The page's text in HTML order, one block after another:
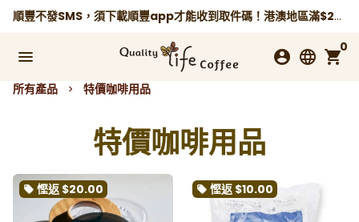
跳
順豐不發SMS，須下載順豐app才能收到取件碼！港澳地區滿$250免運費，
menu account_circle language shopping_cart
0
所有產品 keyboard_arrow_right 特價咖啡用品
特價咖啡用品
local_offer 慳返$20.00 local_offer 慳返$10.00